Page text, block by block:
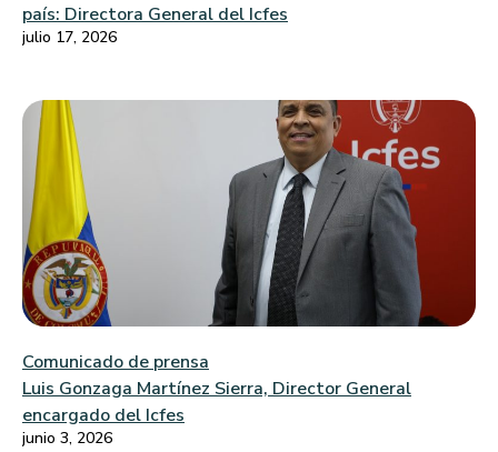
país: Directora General del Icfes
julio 17, 2026
Comunicado de prensa
Luis Gonzaga Martínez Sierra, Director General
encargado del Icfes
junio 3, 2026